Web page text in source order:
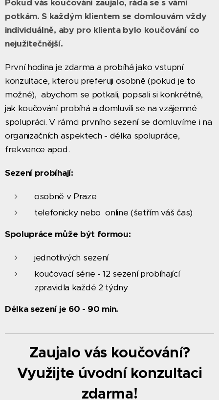
Pokud vás koučování zaujalo, ráda se s vámi
potkám. S každým klientem se domlouvám vždy
individuálně, aby pro klienta bylo koučování co
nejužitečnější.
První hodina je zdarma a probíhá jako vstupní
konzultace, kterou preferuji osobně (pokud je to
možné), abychom se potkali, popsali si konkrétně,
jak koučování probíhá a domluvili se na vzájemné
spolupráci. V rámci prvního sezení se domluvíme i na
organizačních aspektech - délka spolupráce,
frekvence apod.
Sezení probíhají:
osobně v Praze
telefonicky nebo online (šetřím váš čas)
Spolupráce může být formou:
jednotlivých sezení
koučovací série - 12 sezení probíhající
zpravidla každé 2 týdny
Délka sezení je 60 - 90 min.
Zaujalo vás koučování?
Využijte úvodní konzultaci
zdarma!